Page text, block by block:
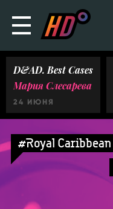
D&AD. Best Cases
Мария Слесарева
24 ИЮНЯ
#Royal Caribbean